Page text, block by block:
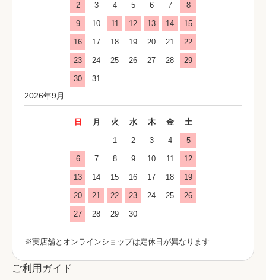
2 3 4 5 6 7 8
9 10 11 12 13 14 15
16 17 18 19 20 21 22
23 24 25 26 27 28 29
30 31
2026年9月
日 月 火 水 木 金 土
1 2 3 4 5
6 7 8 9 10 11 12
13 14 15 16 17 18 19
20 21 22 23 24 25 26
27 28 29 30
※実店舗とオンラインショップは定休日が異なります
ご利用ガイド